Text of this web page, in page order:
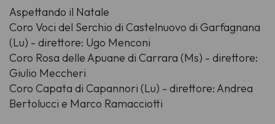
Aspettando il Natale
Coro Voci del Serchio di Castelnuovo di Garfagnana
(Lu) - direttore: Ugo Menconi
Coro Rosa delle Apuane di Carrara (Ms) - direttore:
Giulio Meccheri
Coro Capata di Capannori (Lu) - direttore: Andrea
Bertolucci e Marco Ramacciotti